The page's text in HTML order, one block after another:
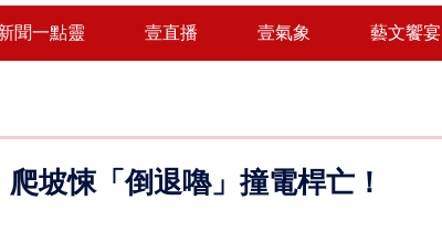
聞一點靈 壹直播 壹氣象 藝文饗宴
坡悚「倒退嚕」撞電桿亡！